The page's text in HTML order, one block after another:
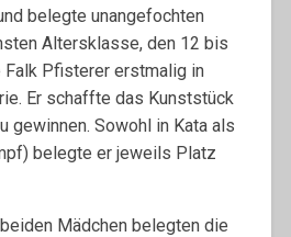
belegte unangefochten
Altersklasse, den 12 bis
Pfisterer erstmalig in
Er schaffte das Kunststück
Sowohl in Kata als
belegte er jeweils Platz
Mädchen belegten die